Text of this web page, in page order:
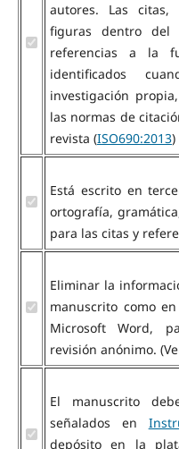
autores. Las citas,
figuras dentro del
referencias a la
identificados
investigación
las normas de
revista (ISO690:2013)
Está escrito en
ortografía,
para las citas y
Eliminar la
manuscrito como
Microsoft Word,
revisión anónimo.
El manuscrito
señalados en
depósito en la